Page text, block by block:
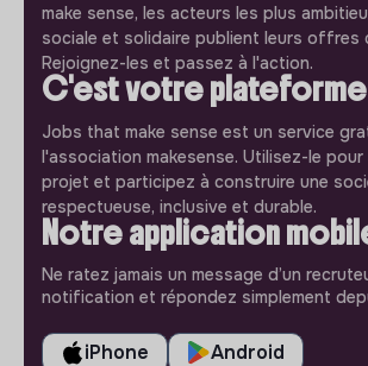
make sense, les acteurs les plus
sociale et solidaire publient leurs offres
Rejoignez-les et passez à l'action.
C'est votre plateforme
Jobs that make sense est un service
l'association makesense. Utilisez-le
projet et participez à construire une
respectueuse, inclusive et durable.
Notre application
Ne ratez jamais un message d’un
notification et répondez simplement
iPhone Android